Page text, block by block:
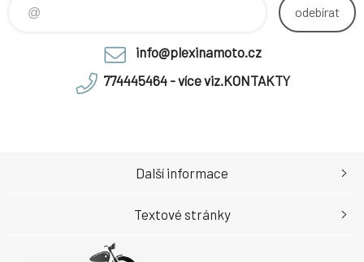
odebírat
info@plexinamoto.cz
774445464 - více viz.KONTAKTY
Další informace
Textové stránky